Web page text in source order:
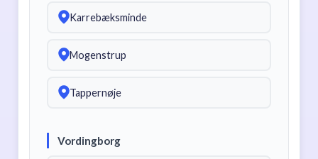
Karrebæksminde
Mogenstrup
Tappernøje
Vordingborg